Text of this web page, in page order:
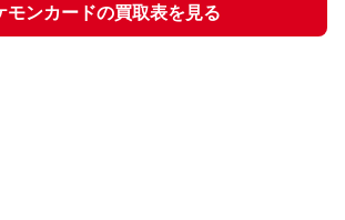
モンカードの買取表を見る